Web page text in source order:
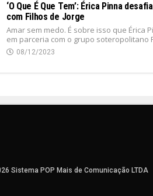
‘O Que É Que Tem’: Érica Pinna
com Filhos de Jorge
Amar sem medo. É sobre isso que Érica
em parceria com o grupo soteropolitano
08/12/2023
Sistema POP Mais de Comunicação LTDA